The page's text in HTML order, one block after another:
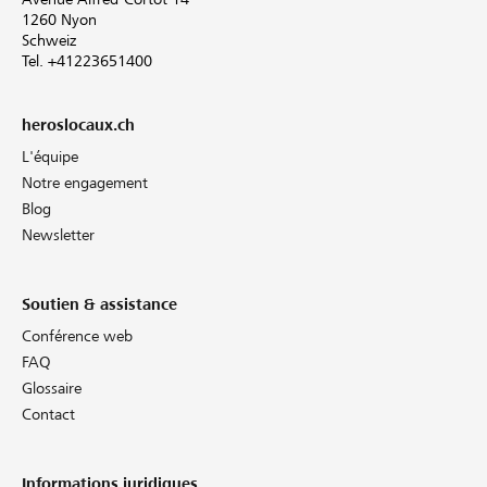
1260 Nyon
Schweiz
Tel. +41223651400
heroslocaux.ch
L'équipe
Notre engagement
Blog
Newsletter
Soutien & assistance
Conférence web
FAQ
Glossaire
Contact
Informations juridiques